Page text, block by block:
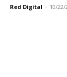
Red Digital - 10/22/